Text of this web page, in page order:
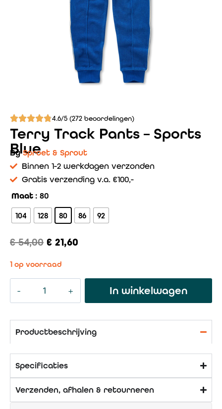
4.6/5 (272 beoordelingen)
Terry Track Pants – Sports
Blue
BySproet & Sprout
Binnen 1-2 werkdagen verzonden
Gratis verzending v.a. €100,-
Maat : 80
104 128 80 86 92
€54,00 € 21,60
1 op voorraad
In winkelwagen
Productbeschrijving
Specificaties
Verzenden, afhalen & retourneren